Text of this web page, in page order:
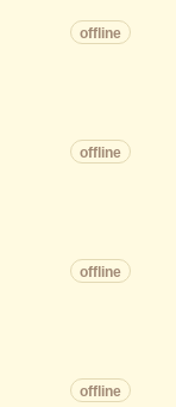
offline
offline
offline
offline